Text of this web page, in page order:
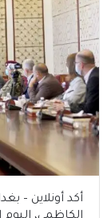
أكد أونلاين –